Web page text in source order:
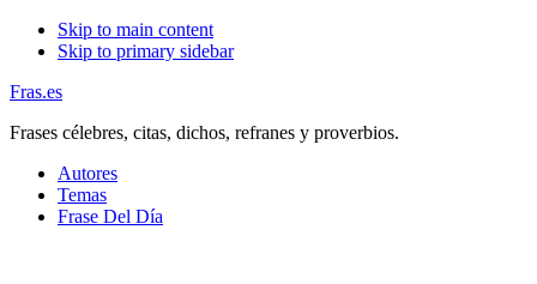
Skip to main content
Skip to primary sidebar
Fras.es
Frases célebres, citas, dichos, refranes y proverbios.
Autores
Temas
Frase Del Día